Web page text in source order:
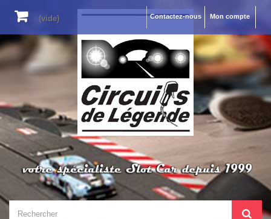
Mon compte
Contactez-nous
(vide)